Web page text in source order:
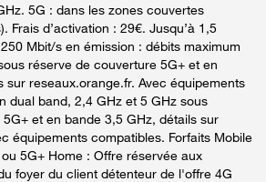
5G : dans les zones couvertes
Frais d’activation : 29€. Jusqu’à 1,5
Mbit/s en émission : débits maximum
réserve de couverture 5G+ et en
sur reseaux.orange.fr. Avec équipements
dual band, 2,4 GHz et 5 GHz sous
et en bande 3,5 GHz, détails sur
équipements compatibles. Forfaits Mobile
5G+ Home : Offre réservée aux
foyer du client détenteur de l'offre 4G